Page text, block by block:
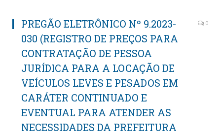
PREGÃO ELETRÔNICO Nº 9.2023-
030 (REGISTRO DE PREÇOS PARA
CONTRATAÇÃO DE PESSOA
JURÍDICA PARA A LOCAÇÃO DE
VEÍCULOS LEVES E PESADOS EM
CARÁTER CONTINUADO E
EVENTUAL PARA ATENDER AS
NECESSIDADES DA PREFEITURA
0